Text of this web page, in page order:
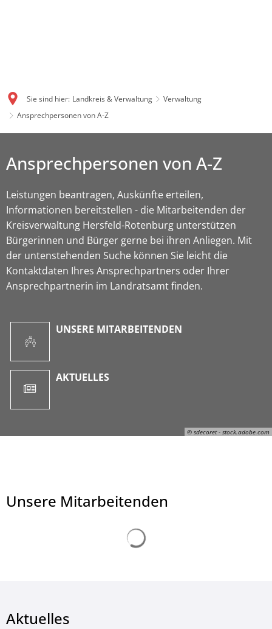
Sie sind hier: Landkreis & Verwaltung
Verwaltung
Ansprechpersonen von A-Z
© sdecoret - stock.adobe.com
Ansprechpersonen von A-Z
Leistungen beantragen, Auskünfte erteilen,
Informationen bereitstellen - die Mitarbeitenden der
Kreisverwaltung Hersfeld-Rotenburg unterstützen
Bürgerinnen und Bürger gerne bei ihren Anliegen. Mit
der untenstehenden Suche können Sie leicht die
Kontaktdaten Ihres Ansprechpartners oder Ihrer
Ansprechpartnerin im Landratsamt finden.
UNSERE MITARBEITENDEN
AKTUELLES
Unsere Mitarbeitenden
Aktuelles